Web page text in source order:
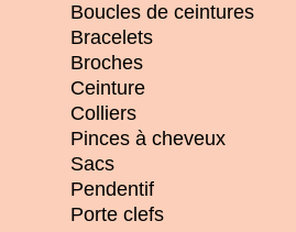
Boucles de ceintures
Bracelets
Broches
Ceinture
Colliers
Pinces à cheveux
Sacs
Pendentif
Porte clefs